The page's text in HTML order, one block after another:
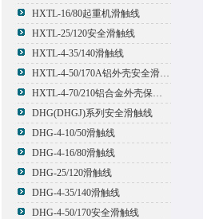
HXTL-16/80起重机滑触线
HXTL-25/120安全滑触线
HXTL-4-35/140滑触线
HXTL-4-50/170A铝外壳安全滑触线
HXTL-4-70/210铝合金外壳保护多极管式滑触线
DHG(DHGJ)系列安全滑触线
DHG-4-10/50滑触线
DHG-4-16/80滑触线
DHG-25/120滑触线
DHG-4-35/140滑触线
DHG-4-50/170安全滑触线